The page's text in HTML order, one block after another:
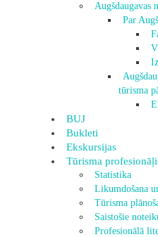
Augšdaugavas
Par
tūrisma
BUJ
Bukleti
Ekskursijas
Tūrisma
Statistika
Likumdošana
Tūrisma
Saistošie
Profesionālā